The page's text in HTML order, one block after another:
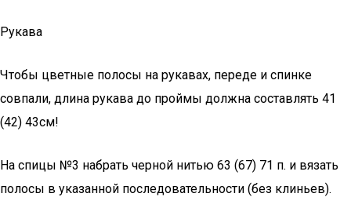
Рукава
Чтобы цветные полосы на рукавах, переде и спинке
совпали, длина рукава до проймы должна составлять 41
(42) 43см!
На спицы №3 набрать черной нитью 63 (67) 71 п. и вязать
полосы в указанной последовательности (без клиньев).